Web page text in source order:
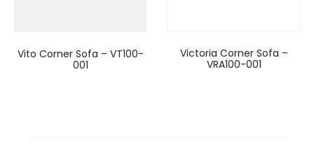
Vito Corner Sofa – VT100-
001
Victoria Corner Sofa –
VRA100-001